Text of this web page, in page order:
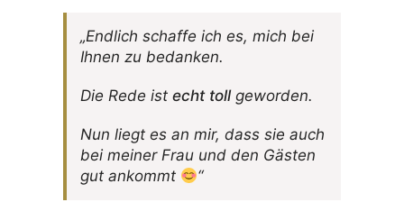
„Endlich schaffe ich es, mich bei
Ihnen zu bedanken.
Die Rede ist echt tollgeworden.
Nun liegt es an mir, dass sie auch
bei meiner Frau und den Gästen
gut ankommt
“